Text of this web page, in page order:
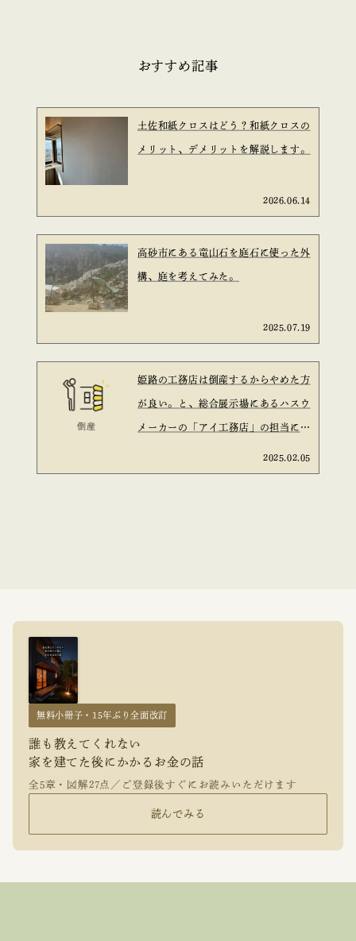
おすすめ記事
土佐和紙クロスはどう？和紙クロスの
メリット、デメリットを解説します。
2026.06.14
高砂市にある竜山石を庭石に使った外
構、庭を考えてみた。
2025.07.19
姫路の工務店は倒産するからやめた方
が良い。と、総合展示場にあるハスウ
メーカーの「アイ工務店」の担当に言
のか？を考えてみた。
2025.02.05
無料小冊子・15年ぶり全面改訂
誰も教えてくれない
家を建てた後にかかるお金の話
全5章・図解27点／ご登録後すぐにお読みいただけます
読んでみる